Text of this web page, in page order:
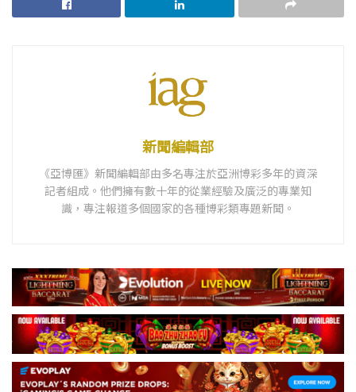
新聞編輯部
《亞博匯》新聞編輯部由多名專注於亞洲博彩多年的資深
記者組成。他們擁有數十年的從業經驗及廣泛的專業知
識，專注報道多個國家的各種博彩類專題新聞。